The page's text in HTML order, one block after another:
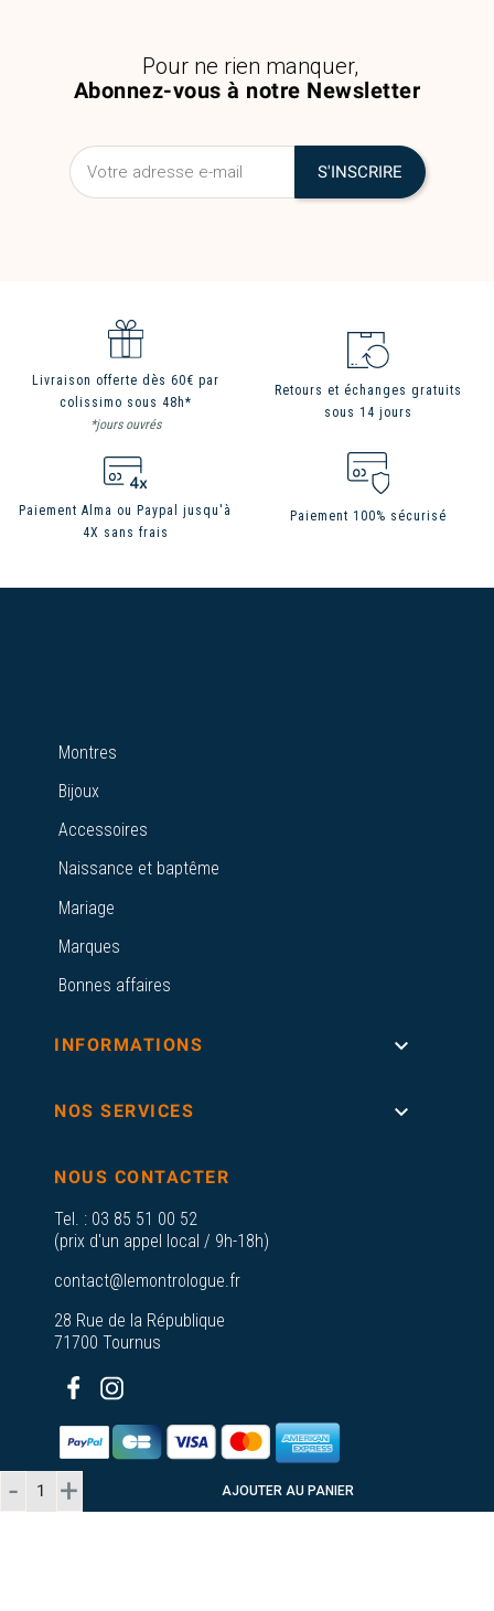
AJOUTER AU PANIER
Abonnez-vous à notre Newsletter
Pour ne rien manquer,
Livraison offerte dès 60€ par
colissimo sous 48h*
*jours ouvrés
Retours et échanges gratuits
sous 14 jours
Paiement Alma ou Paypal jusqu'à
4X sans frais
Paiement 100% sécurisé
Montres
Bijoux
Accessoires
Naissance et baptême
Mariage
Marques
Bonnes affaires
INFORMATIONS 
NOS SERVICES 
NOUS CONTACTER
Tel. : 03 85 51 00 52
(prix d'un appel local / 9h-18h)
contact@lemontrologue.fr
28 Rue de la République
71700 Tournus